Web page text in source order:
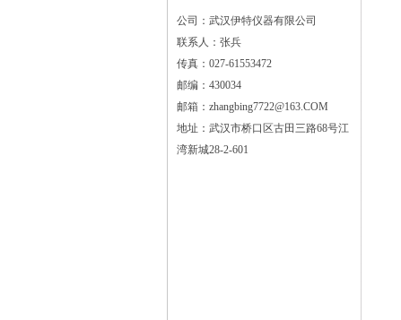
公司：武汉伊特仪器有限公司
联系人：张兵
传真：027-61553472
邮编：430034
邮箱：zhangbing7722@163.COM
地址：武汉市桥口区古田三路68号江
湾新城28-2-601